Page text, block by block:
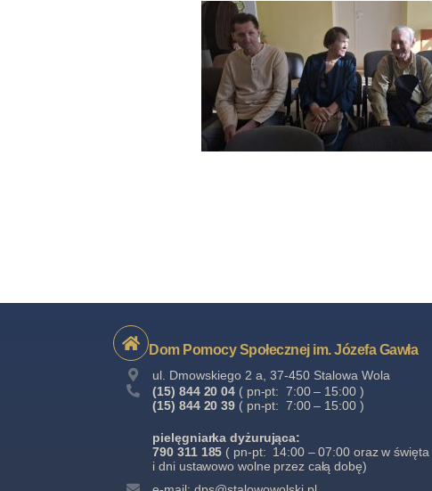
Dom Pomocy Społecznej im. Józefa Gawła
ul. Dmowskiego 2 a, 37-450 Stalowa Wola
(15) 844 20 04 ( pn-pt: 7:00 – 15:00 )
(15) 844 20 39 ( pn-pt: 7:00 – 15:00 )
pielęgniarka dyżurująca:
790 311 185 ( pn-pt: 14:00 – 07:00 oraz w święta
i dni ustawowo wolne przez całą dobę)